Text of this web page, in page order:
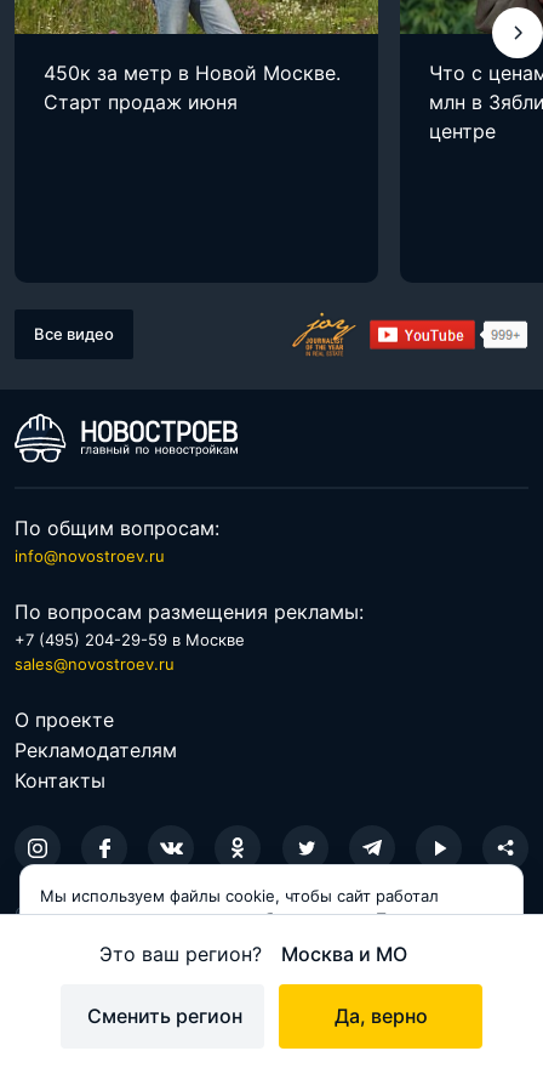
Это ваш регион? Москва и МО
Сменить регион Да, верно
450к за метр в Новой Москве.
Старт продаж июня
Что с
млн в
центре
Все видео
По общим вопросам:
info@novostroev.ru
По вопросам размещения рекламы:
+7 (495) 204-29-59 в Москве
sales@novostroev.ru
О проекте
Рекламодателям
Контакты
© 2026 NOVOSTROEV.RU
Политика обработки персональных данных
Мы используем файлы cookie, чтобы сайт работал
корректно и становился удобнее для вас. Продолжая
Принимаю